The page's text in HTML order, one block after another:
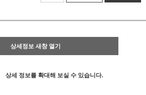
상세정보 새창 열기
상세 정보를 확대해 보실 수 있습니다.